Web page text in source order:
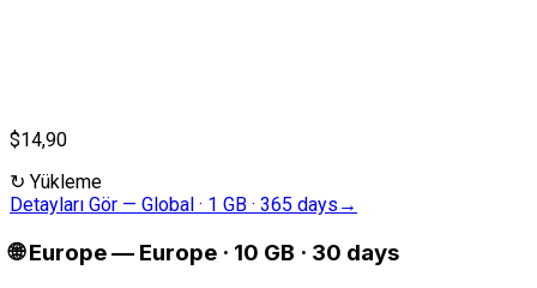
$14,90
↻ Yükleme
Detayları Gör — Global · 1 GB · 365 days →
🌐 Europe— Europe · 10 GB · 30 days